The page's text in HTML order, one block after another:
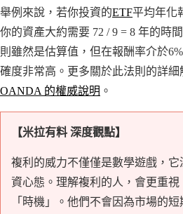
舉例來說，若你投資的ETF平均年化
你的資產大約需要 72 / 9 = 8 年的時
則雖然是估算值，但在報酬率介於
確度非常高。更多關於此法則的詳細
OANDA 的權威說明 。
【米拉有料 深度觀點】
複利的威力不僅僅是數學遊戲，它
資心態。理解複利的人，會更重視
「時機」。他們不會因為市場的